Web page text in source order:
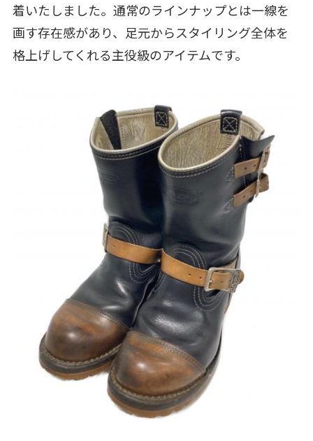
着いたしました。通常のラインナップとは一線を
画す存在感があり、足元からスタイリング全体を
格上げしてくれる主役級のアイテムです。